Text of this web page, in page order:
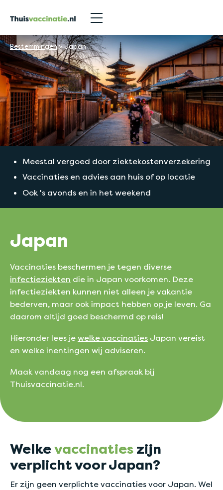
Bestemmingen>Japan
Meestal vergoed door ziektekostenverzekering
Vaccinaties en advies aan huis of op locatie
Ook 's avonds en in het weekend
Japan
Vaccinaties beschermen je tegen diverse
infectieziekten die in Japan voorkomen. Deze
infectieziekten kunnen niet alleen je vakantie
bederven, maar ook impact hebben op je leven. Ga
daarom altijd goed beschermd op reis!
Hieronder lees jewelke vaccinaties Japan vereist
en welke inentingen wij adviseren.
Maak vandaag nog een afspraak bij
Thuisvaccinatie.nl.
Welkevaccinaties zijn
verplicht voor Japan?
Er zijn geen verplichte vaccinaties voor Japan. Wel